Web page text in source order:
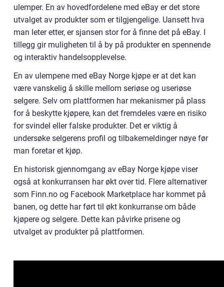
ulemper. En av hovedfordelene med eBay er det store
utvalget av produkter som er tilgjengelige. Uansett hva
man leter etter, er sjansen stor for å finne det på eBay. I
tillegg gir muligheten til å by på produkter en spennende
og interaktiv handelsopplevelse.
En av ulempene med eBay Norge kjøpe er at det kan
være vanskelig å skille mellom seriøse og useriøse
selgere. Selv om plattformen har mekanismer på plass
for å beskytte kjøpere, kan det fremdeles være en risiko
for svindel eller falske produkter. Det er viktig å
undersøke selgerens profil og tilbakemeldinger nøye før
man foretar et kjøp.
En historisk gjennomgang av eBay Norge kjøpe viser
også at konkurransen har økt over tid. Flere alternativer
som Finn.no og Facebook Marketplace har kommet på
banen, og dette har ført til økt konkurranse om både
kjøpere og selgere. Dette kan påvirke prisene og
utvalget av produkter på plattformen.